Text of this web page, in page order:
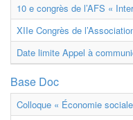
10 e congrès de l’AFS «
XIIe Congrès de
Date limite Appel à
Base Doc
Colloque « Économie